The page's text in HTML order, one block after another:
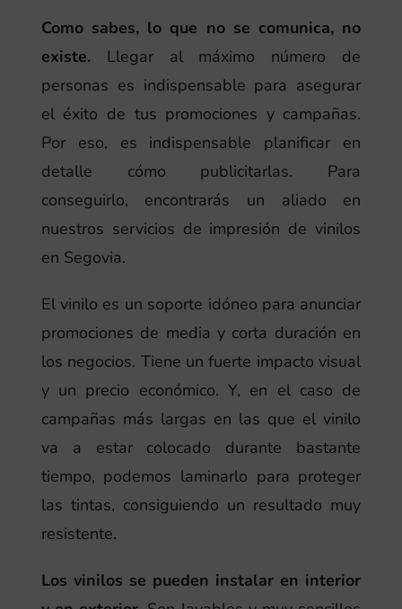
Como sabes, lo que no se comunica, no
existe.Llegar al máximo número de
personas es indispensable para asegurar
el éxito de tus promociones y campañas.
Por eso, es indispensable planificar en
detalle cómo publicitarlas. Para
conseguirlo, encontrarás un aliado en
nuestros servicios de impresión de vinilos
en Segovia.
El vinilo es un soporte idóneo para anunciar
promociones de media y corta duración en
los negocios. Tiene un fuerte impacto visual
y un precio económico. Y, en el caso de
campañas más largas en las que el vinilo
va a estar colocado durante bastante
tiempo, podemos laminarlo para proteger
las tintas, consiguiendo un resultado muy
resistente.
Los vinilos se pueden instalar en interior